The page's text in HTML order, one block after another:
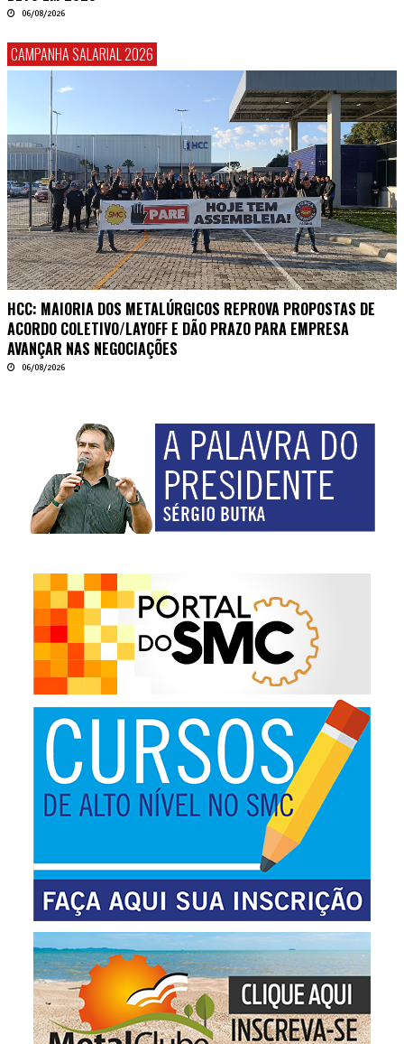
06/08/2026
CAMPANHA SALARIAL 2026
HCC: MAIORIA DOS METALÚRGICOS REPROVA PROPOSTAS DE
ACORDO COLETIVO/LAYOFF E DÃO PRAZO PARA EMPRESA
AVANÇAR NAS NEGOCIAÇÕES
06/08/2026